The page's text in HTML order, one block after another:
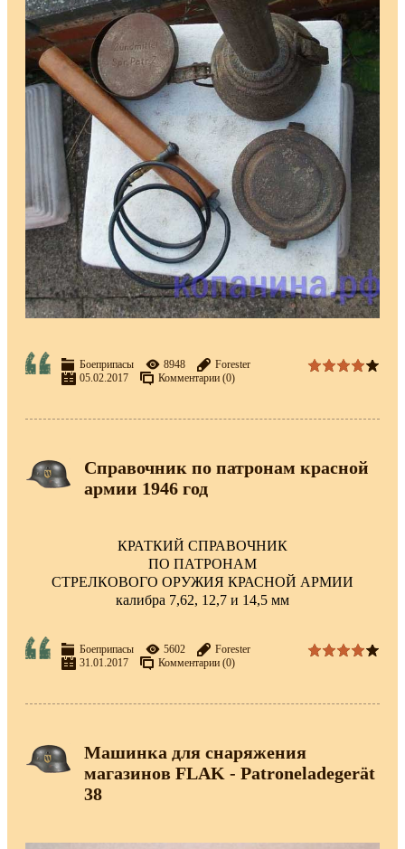
Боеприпасы 8948
Forester
05.02.2017
Комментарии (0)
Справочник по патронам красной
армии 1946 год
КРАТКИЙ СПРАВОЧНИК
ПО ПАТРОНАМ
СТРЕЛКОВОГО ОРУЖИЯ КРАСНОЙ АРМИИ
калибра 7,62, 12,7 и 14,5 мм
Боеприпасы 5602
Forester
31.01.2017
Комментарии (0)
Машинка для снаряжения
магазинов FLAK - Patroneladegerät
38